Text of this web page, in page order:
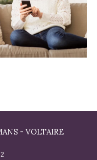
- VOLTAIRE